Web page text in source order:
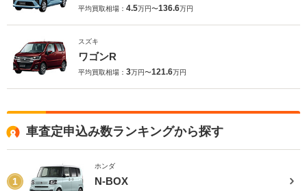
平均買取相場： 4.5万円〜136.6万円
スズキ
ワゴンR
平均買取相場： 3万円〜121.6万円
車査定申込み数ランキングから探す
1
ホンダ
N-BOX